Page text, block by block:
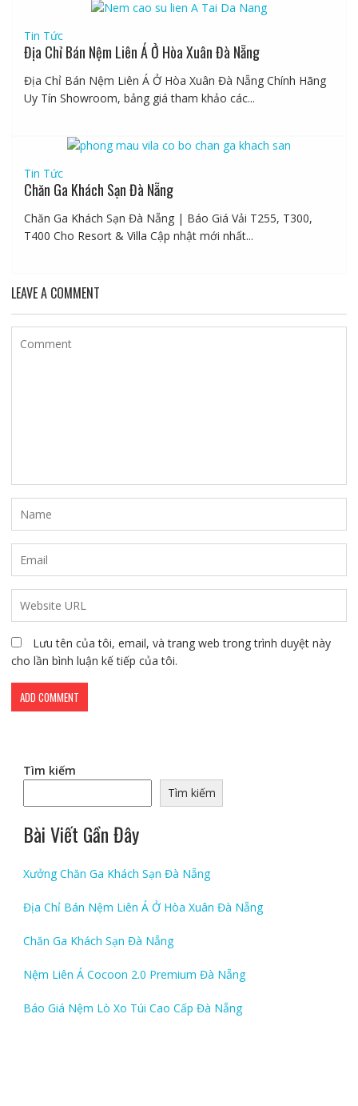
Tin Tức
Địa Chỉ Bán Nệm Liên Á Ở Hòa Xuân Đà Nẵng
Địa Chỉ Bán Nệm Liên Á Ở Hòa Xuân Đà Nẵng Chính Hãng
Uy Tín Showroom, bảng giá tham khảo các...
Tin Tức
Chăn Ga Khách Sạn Đà Nẵng
Chăn Ga Khách Sạn Đà Nẵng | Báo Giá Vải T255, T300,
T400 Cho Resort & Villa Cập nhật mới nhất...
LEAVE A COMMENT
Lưu tên của tôi, email, và trang web trong trình duyệt này
cho lần bình luận kế tiếp của tôi.
Tìm kiếm
Tìm kiếm
Bài Viết Gần Đây
Xưởng Chăn Ga Khách Sạn Đà Nẵng
Địa Chỉ Bán Nệm Liên Á Ở Hòa Xuân Đà Nẵng
Chăn Ga Khách Sạn Đà Nẵng
Nệm Liên Á Cocoon 2.0 Premium Đà Nẵng
Báo Giá Nệm Lò Xo Túi Cao Cấp Đà Nẵng